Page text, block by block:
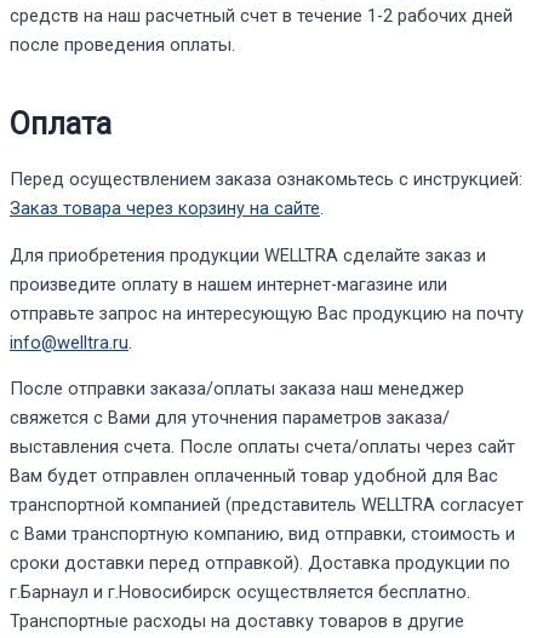
средств на наш расчетный счет в течение 1-2 рабочих дней
после проведения оплаты.
Оплата
Перед осуществлением заказа ознакомьтесь с инструкцией:
Заказ товара через корзину на сайте.
Для приобретения продукции WELLTRA сделайте заказ и
произведите оплату в нашем интернет-магазине или
отправьте запрос на интересующую Вас продукцию на почту
info@welltra.ru
После отправки заказа/оплаты заказа наш менеджер
свяжется с Вами для уточнения параметров заказа/
выставления счета. После оплаты счета/оплаты через сайт
Вам будет отправлен оплаченный товар удобной для Вас
транспортной компанией (представитель WELLTRA согласует
с Вами транспортную компанию, вид отправки, стоимость и
сроки доставки перед отправкой). Доставка продукции по
г.Барнаул и г.Новосибирск осуществляется бесплатно.
Транспортные расходы на доставку товаров в другие